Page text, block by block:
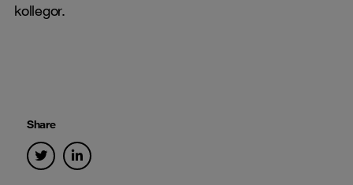
kollegor.
Share